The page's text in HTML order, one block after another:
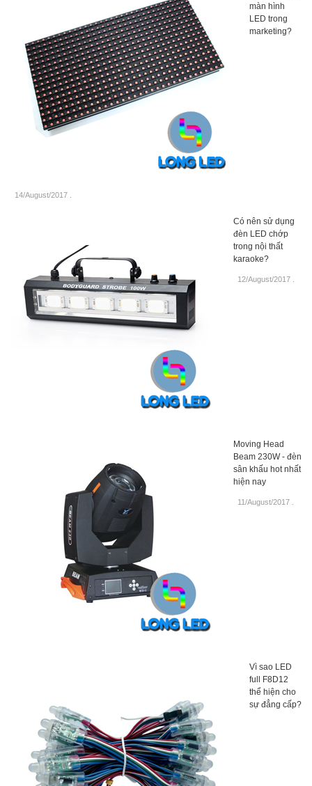
màn hình
LED trong
marketing?
14/August/2017
Có nên sử dụng
đèn LED chớp
trong nội thất
karaoke?
12/August/2017
Moving Head
Beam 230W - đèn
sân khấu hot nhất
hiện nay
11/August/2017
Vì sao LED
full F8D12
thể hiện cho
sự đẳng cấp?